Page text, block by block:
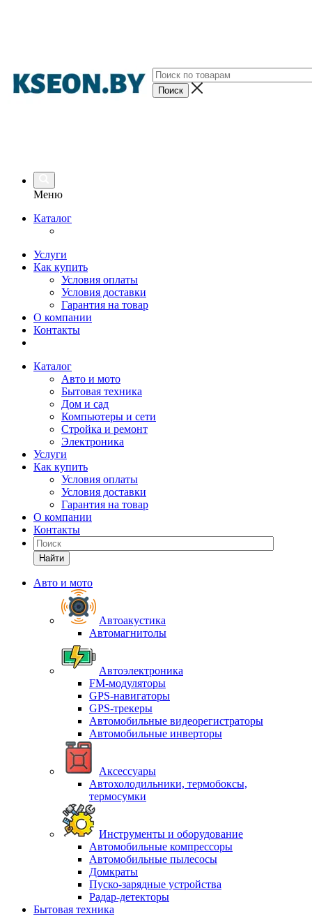
Меню
Каталог
Услуги
Как купить
Условия оплаты
Условия доставки
Гарантия на товар
О компании
Контакты
Каталог
Авто и мото
Бытовая техника
Дом и сад
Компьютеры и сети
Стройка и ремонт
Электроника
Услуги
Как купить
Условия оплаты
Условия доставки
Гарантия на товар
О компании
Контакты
Найти
Авто и мото
Автоакустика
Автомагнитолы
Автоэлектроника
FM-модуляторы
GPS-навигаторы
GPS-трекеры
Автомобильные видеорегистраторы
Автомобильные инверторы
Аксессуары
Автохолодильники, термобоксы,
термосумки
Инструменты и оборудование
Автомобильные компрессоры
Автомобильные пылесосы
Домкраты
Пуско-зарядные устройства
Радар-детекторы
Бытовая техника